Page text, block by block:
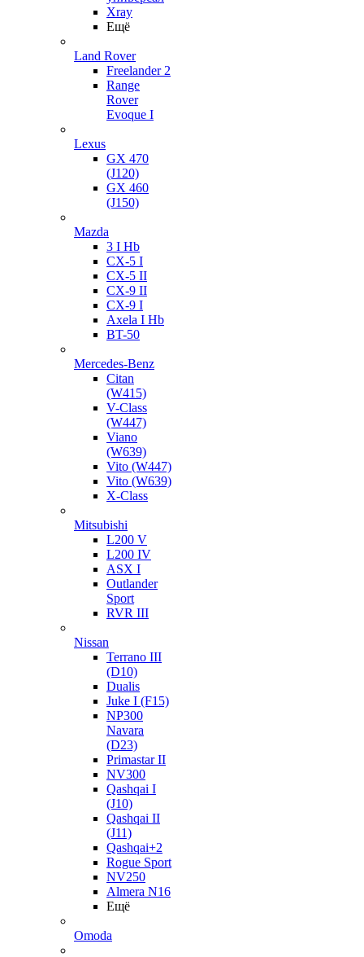
Xray
Ещё
Land Rover
Freelander 2
Range
Rover
Evoque I
Lexus
GX 470
(J120)
GX 460
(J150)
Mazda
3 I Hb
CX-5 I
CX-5 II
CX-9 II
CX-9 I
Axela I Hb
BT-50
Mercedes-Benz
Citan
(W415)
V-Class
(W447)
Viano
(W639)
Vito (W447)
Vito (W639)
X-Class
Mitsubishi
L200 V
L200 IV
ASX I
Outlander
Sport
RVR III
Nissan
Terrano III
(D10)
Dualis
Juke I (F15)
NP300
Navara
(D23)
Primastar II
NV300
Qashqai I
(J10)
Qashqai II
(J11)
Qashqai+2
Rogue Sport
NV250
Almera N16
Ещё
Omoda